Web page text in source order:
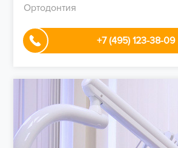
Ортодонтия
+7 (495) 123-38-09